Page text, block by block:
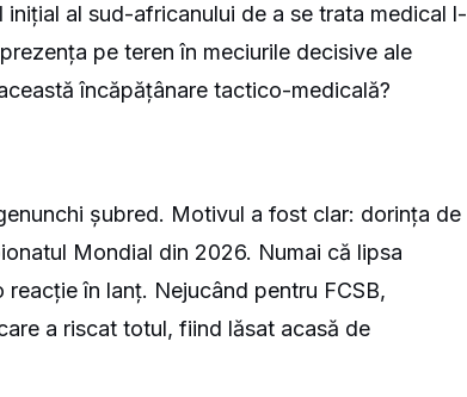
al sud-africanului de a se trata medical l-
pe teren în meciurile decisive ale
încăpățânare tactico-medicală?
șubred. Motivul a fost clar: dorința de
Mondial din 2026. Numai că lipsa
în lanț. Nejucând pentru FCSB,
a riscat totul, fiind lăsat acasă de